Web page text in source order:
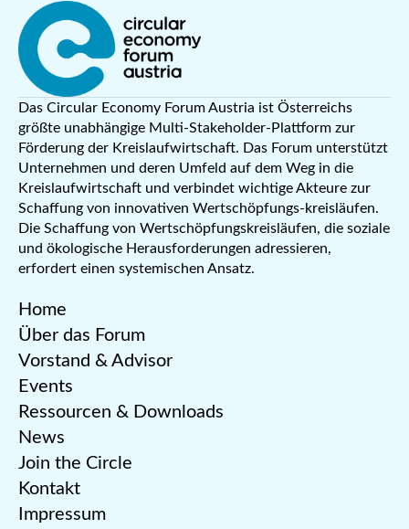
Das Circular Economy Forum Austria ist Österreichs
größte unabhängige Multi-Stakeholder-Plattform zur
Förderung der Kreislaufwirtschaft. Das Forum unterstützt
Unternehmen und deren Umfeld auf dem Weg in die
Kreislaufwirtschaft und verbindet wichtige Akteure zur
Schaffung von innovativen Wertschöpfungs-kreisläufen.
Die Schaffung von Wertschöpfungskreisläufen, die soziale
und ökologische Herausforderungen adressieren,
erfordert einen systemischen Ansatz.
Home
Über das Forum
Vorstand & Advisor
Events
Ressourcen & Downloads
News
Join the Circle
Kontakt
Impressum